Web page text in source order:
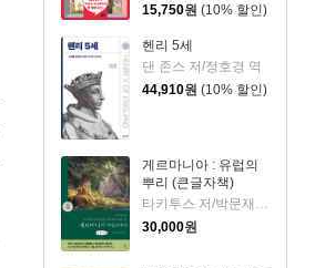
15,750원 (10% 할인)
헨리 5세
댄 존스 저/정호경 역
44,910원 (10% 할인)
게르마니아 : 유럽의
뿌리 (큰글자책)
30,000원